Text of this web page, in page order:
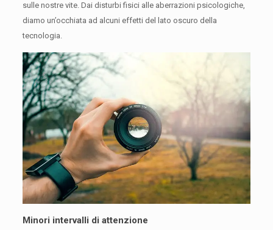
sulle nostre vite. Dai disturbi fisici alle aberrazioni psicologiche,
diamo un’occhiata ad alcuni effetti del lato oscuro della
tecnologia.
Minori intervalli di attenzione